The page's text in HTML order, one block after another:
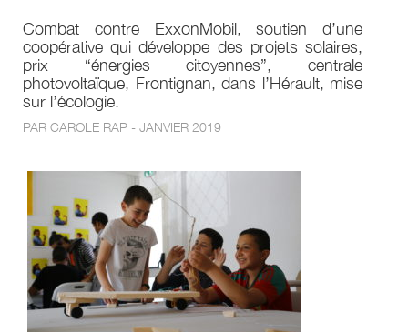
Combat contre ExxonMobil, soutien d’une
coopérative qui développe des projets solaires,
prix “énergies citoyennes”, centrale
photovoltaïque, Frontignan, dans l’Hérault, mise
sur l’écologie.
PAR CAROLE RAP - JANVIER 2019